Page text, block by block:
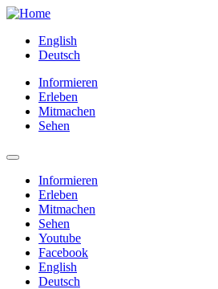
English
Deutsch
Informieren
Erleben
Mitmachen
Sehen
Informieren
Erleben
Mitmachen
Sehen
Youtube
Facebook
English
Deutsch